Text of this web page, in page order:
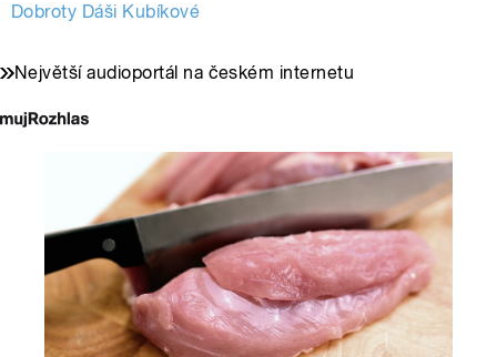
Dobroty Dáši Kubíkové
Největší audioportál na českém internetu